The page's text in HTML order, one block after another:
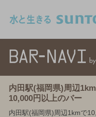
内田駅(福岡県)周辺
10,000円以上のバー
内田駅(福岡県)周辺1kmで